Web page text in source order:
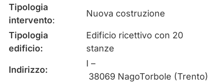
Tipologia
intervento:
Nuova costruzione
Tipologia
edificio:
Edificio ricettivo con 20
stanze
Indirizzo:
I –
38069 NagoTorbole (Trento)